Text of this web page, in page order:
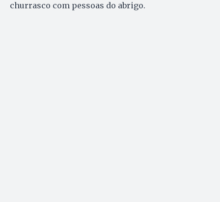
churrasco com pessoas do abrigo.